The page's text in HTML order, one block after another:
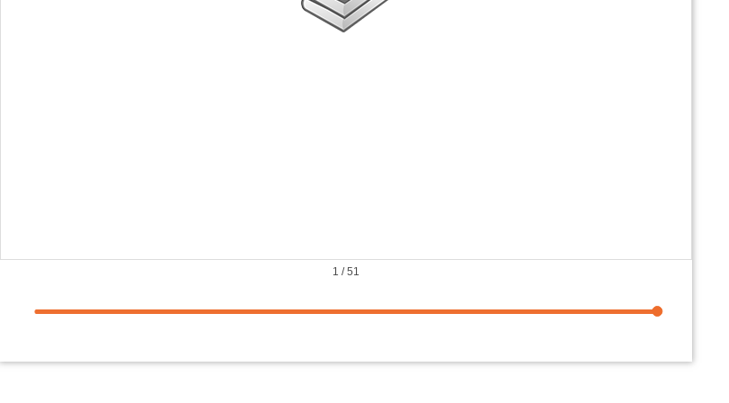
1 /51